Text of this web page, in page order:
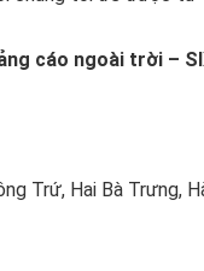
cáo ngoài trời –
Trứ, Hai Bà Trưng,